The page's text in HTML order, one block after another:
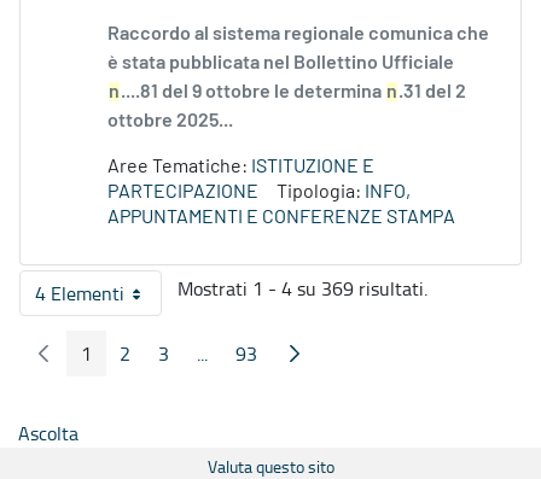
Raccordo al sistema regionale comunica che
è stata pubblicata nel Bollettino Ufficiale
n....81 del 9 ottobre le determina n.31 del 2
ottobre 2025...
Aree Tematiche: ISTITUZIONE E
PARTECIPAZIONE
Tipologia:
INFO,
APPUNTAMENTI E CONFERENZE STAMPA
4 ElementiPer pagina
Mostrati 1 - 4 su 369 risultati.
Pagina Precedente
Pagina
1 Pagina
2 Pagina
3 ...
Pagine intermedie
Pagina
93 Pagina Seguente
Ascolta
Valuta questo sito